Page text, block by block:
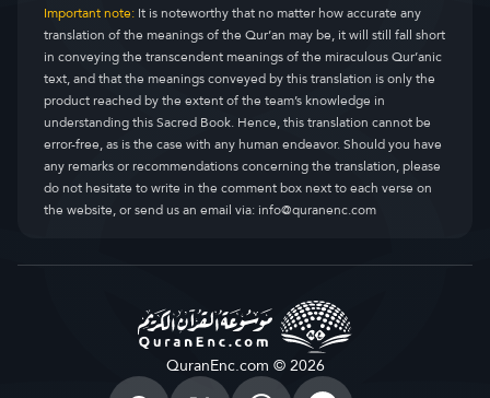
Important note:It is noteworthy that no matter how accurate any
translation of the meanings of the Qur’an may be, it will still fall short
in conveying the transcendent meanings of the miraculous Qur’anic
text, and that the meanings conveyed by this translation is only the
product reached by the extent of the team’s knowledge in
understanding this Sacred Book. Hence, this translation cannot be
error-free, as is the case with any human endeavor. Should you have
any remarks or recommendations concerning the translation, please
do not hesitate to write in the comment box next to each verse on
the website, or send us an email via:info@quranenc.com
QuranEnc.com © 2026